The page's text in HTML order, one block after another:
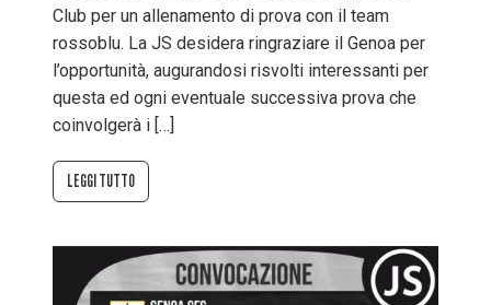
Club per un allenamento di prova con il team
rossoblu. La JS desidera ringraziare il Genoa per
l’opportunità, augurandosi risvolti interessanti per
questa ed ogni eventuale successiva prova che
coinvolgerà i […]
LEGGI TUTTO